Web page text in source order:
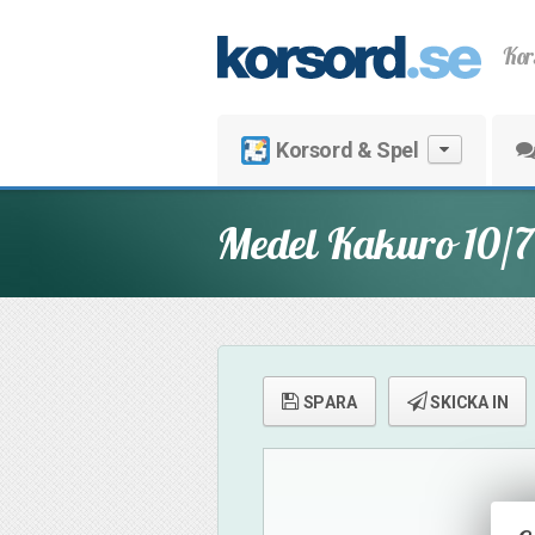
Korsord & Spel
Medel Kakuro 10/7
SPARA SKICKA IN